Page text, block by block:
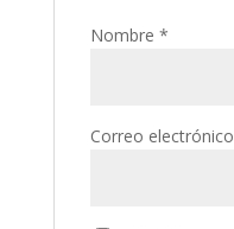
Nombre *
Correo electrónico